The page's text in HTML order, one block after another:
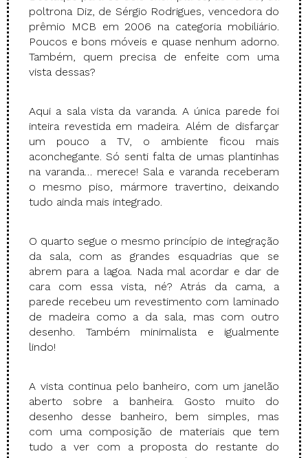
poltrona Diz, de Sérgio Rodrigues, vencedora do
prêmio MCB em 2006 na categoria mobiliário.
Poucos e bons móveis e quase nenhum adorno.
Também, quem precisa de enfeite com uma
vista dessas?
Aqui a sala vista da varanda. A única parede foi
inteira revestida em madeira. Além de disfarçar
um pouco a TV, o ambiente ficou mais
aconchegante. Só senti falta de umas plantinhas
na varanda… merece! Sala e varanda receberam
o mesmo piso, mármore travertino, deixando
tudo ainda mais integrado.
O quarto segue o mesmo princípio de integração
da sala, com as grandes esquadrias que se
abrem para a lagoa. Nada mal acordar e dar de
cara com essa vista, né? Atrás da cama, a
parede recebeu um revestimento com laminado
de madeira como a da sala, mas com outro
desenho. Também minimalista e igualmente
lindo!
A vista continua pelo banheiro, com um janelão
aberto sobre a banheira. Gosto muito do
desenho desse banheiro, bem simples, mas
com uma composição de materiais que tem
tudo a ver com a proposta do restante do